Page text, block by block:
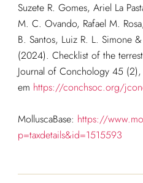
Suzete R. Gomes, Ariel La
M. C. Ovando, Rafael M.
B. Santos, Luiz R. L. Simone
(2024). Checklist of the
Journal of Conchology 45
em https://conchsoc.org/
MolluscaBase: https://
p=taxdetails&id=1515593